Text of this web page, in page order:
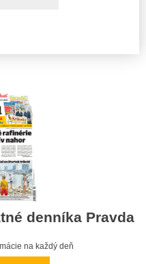
denníka Pravda
na každý deň